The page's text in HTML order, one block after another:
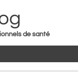
de santé